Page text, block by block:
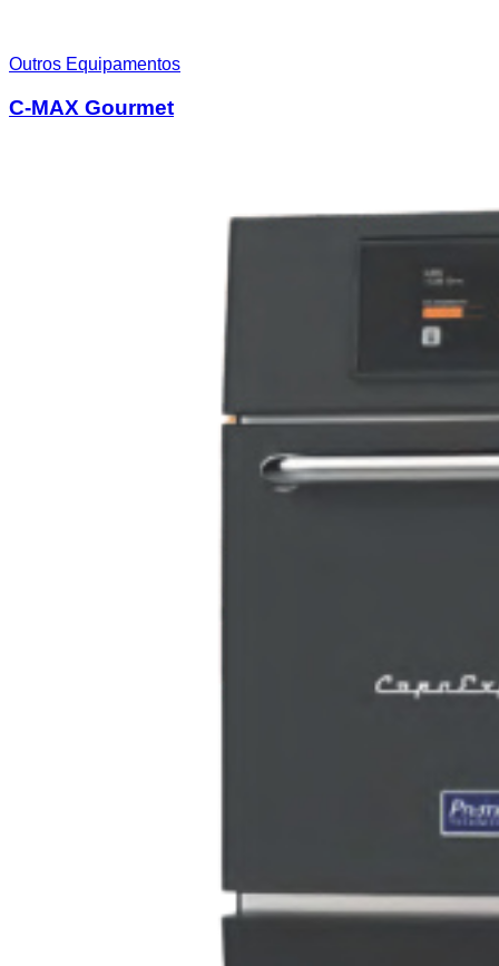
Outros Equipamentos
C-MAX Gourmet